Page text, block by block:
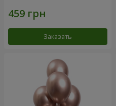
Заказать